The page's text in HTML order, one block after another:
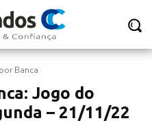
Banca
Jogo do
– 21/11/22